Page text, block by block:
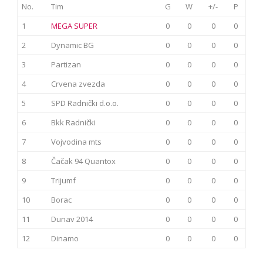
No. Tim G W +/-
P
1
MEGA SUPER 0 0 0
0
2
Dynamic BG 0 0 0
0
3
Partizan 0 0 0
0
4
Crvena zvezda 0 0 0
0
5
SPD Radnički d.o.o. 0 0 0
0
6
Bkk Radnički 0 0 0
0
7
Vojvodina mts 0 0 0
0
8
Čačak 94 Quantox 0 0 0
0
9
Trijumf 0 0 0
0
10
Borac 0 0 0
0
11
Dunav 2014 0 0 0
0
12
Dinamo 0 0 0 0